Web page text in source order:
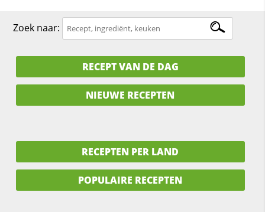
Zoek naar:
RECEPT VAN DE DAG
NIEUWE RECEPTEN
RECEPTEN PER LAND
POPULAIRE RECEPTEN